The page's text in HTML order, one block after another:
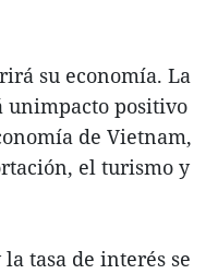
su economía. La
unimpacto positivo
de Vietnam,
el turismo y
tasa de interés se